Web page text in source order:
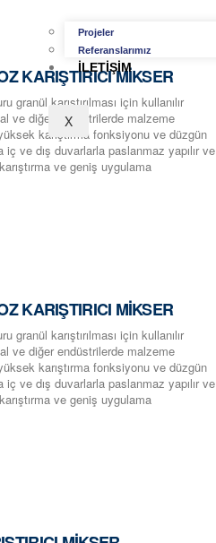
Projeler
Referanslarımız
İLETIŞIM
X
KARIŞTIRICI MİKSER
granül karıştırılması için kullanılır
ve diğer endüstrilerde malzeme
karıştırma fonksiyonu ve düzgün
iç ve dış duvarlarla paslanmaz yapılır ve
ve geniş uygulama
KARIŞTIRICI MİKSER
granül karıştırılması için kullanılır
ve diğer endüstrilerde malzeme
karıştırma fonksiyonu ve düzgün
iç ve dış duvarlarla paslanmaz yapılır ve
ve geniş uygulama